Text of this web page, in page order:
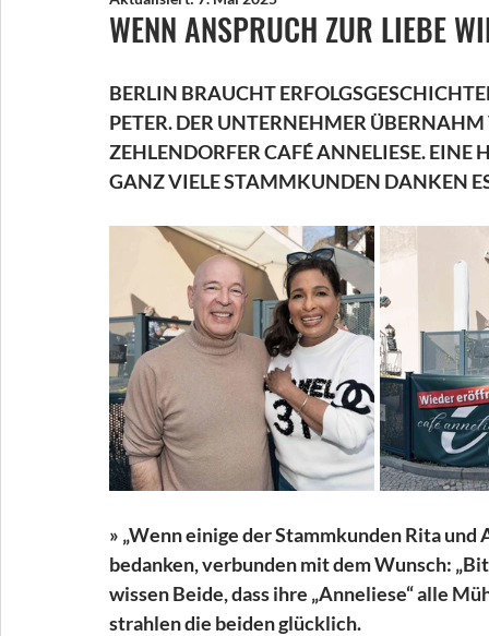
WENN ANSPRUCH ZUR LIEBE
BERLIN BRAUCHT
PETER. DER UNTERNEHMER
ZEHLENDORFER CAFÉ ANNELIESE. EINE
GANZ VIELE STAMMKUNDEN DANKEN
» „Wenn einige der Stammkunden Rita
bedanken, verbunden mit dem Wunsch:
wissen Beide, dass ihre „Anneliese“ alle
strahlen die beiden glücklich.